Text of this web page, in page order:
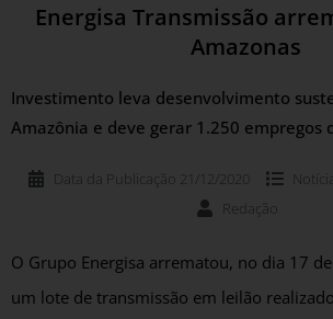
Energisa Transmissão
Amazonas
Investimento leva desenvolvimento
Amazônia e deve gerar 1.250 empregos
Data da Publicação 21/12/2020
Redação
O Grupo Energisa arrematou, no dia 17
um lote de transmissão em leilão